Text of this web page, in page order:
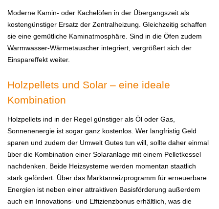
Moderne Kamin- oder Kachelöfen in der Übergangszeit als
kostengünstiger Ersatz der Zentralheizung. Gleichzeitig schaffen
sie eine gemütliche Kaminatmosphäre. Sind in die Öfen zudem
Warmwasser-Wärmetauscher integriert, vergrößert sich der
Einspareffekt weiter.
Holzpellets und Solar – eine ideale
Kombination
Holzpellets ind in der Regel günstiger als Öl oder Gas,
Sonnenenergie ist sogar ganz kostenlos. Wer langfristig Geld
sparen und zudem der Umwelt Gutes tun will, sollte daher einmal
über die Kombination einer Solaranlage mit einem Pelletkessel
nachdenken. Beide Heizsysteme werden momentan staatlich
stark gefördert. Über das Marktanreizprogramm für erneuerbare
Energien ist neben einer attraktiven Basisförderung außerdem
auch ein Innovations- und Effizienzbonus erhältlich, was die